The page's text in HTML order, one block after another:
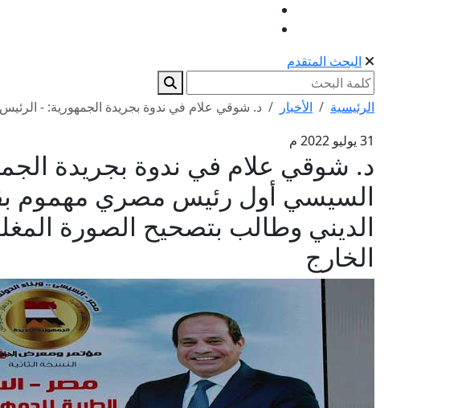
البحث المتقدم
الرئيسية الأخبار
د. شوقي علام في ندوة بجريدة الجمهورية: -
31 يوليو 2022 م
د. شوقي علام في ندوة بجريدة
السيسي أول رئيس مصري مهموم
الديني وطالب بتصحيح الصورة
الخارج